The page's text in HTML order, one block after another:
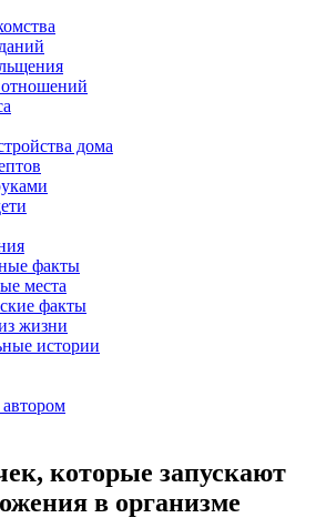
дома
факты
места
факты
жизни
истории
автором
которые запускают
в организме